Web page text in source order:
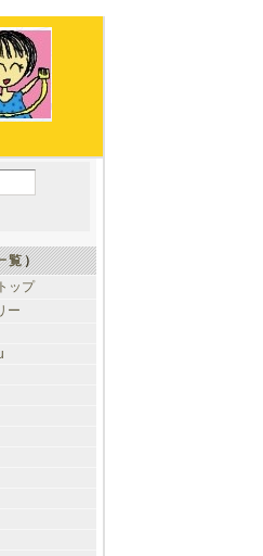
覧）
ップ
ー